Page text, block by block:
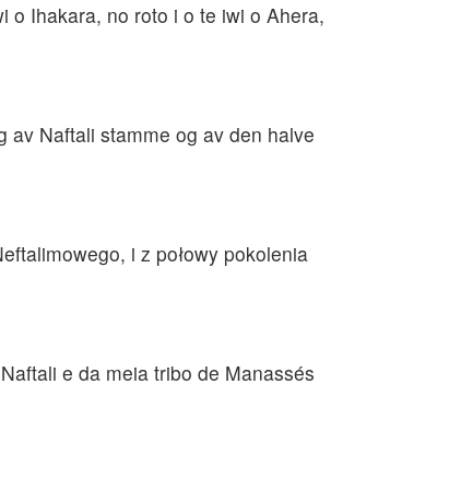
o Ihakara, no roto i o te iwi o Ahera,
Naftali stamme og av den halve
i z połowy pokolenia
e da meia tribo de Manassés